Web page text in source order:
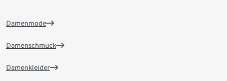
Damenmode
Damenschmuck
Damenkleider